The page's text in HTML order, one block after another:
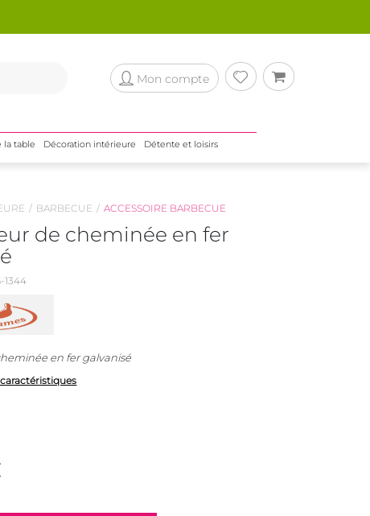
Mon compte
la table Décoration intérieure Détente et loisirs
BARBECUE ACCESSOIRE BARBECUE
de cheminée en fer
1344
en fer galvanisé